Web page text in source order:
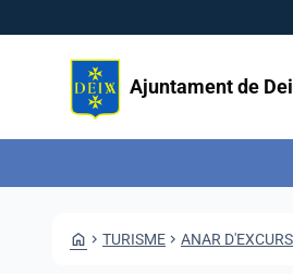
Ajuntament de
HOME CHEVRON_RIGHT TURISME CHEVRON_RIGHT ANAR